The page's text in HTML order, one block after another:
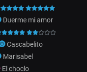
Duerme mi amor
Cascabelito
Marisabel
El choclo